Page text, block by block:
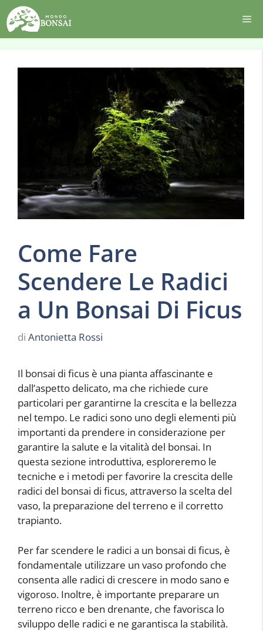
Vai
al
contenuto
Come Fare
Scendere Le Radici
a Un Bonsai Di Ficus
di Antonietta Rossi
Il bonsai di ficus è una pianta affascinante e
dall’aspetto delicato, ma che richiede cure
particolari per garantirne la crescita e la bellezza
nel tempo. Le radici sono uno degli elementi più
importanti da prendere in considerazione per
garantire la salute e la vitalità del bonsai. In
questa sezione introduttiva, esploreremo le
tecniche e i metodi per favorire la crescita delle
radici del bonsai di ficus, attraverso la scelta del
vaso, la preparazione del terreno e il corretto
trapianto.
Per far scendere le radici a un bonsai di ficus, è
fondamentale utilizzare un vaso profondo che
consenta alle radici di crescere in modo sano e
vigoroso. Inoltre, è importante preparare un
terreno ricco e ben drenante, che favorisca lo
sviluppo delle radici e ne garantisca la stabilità.